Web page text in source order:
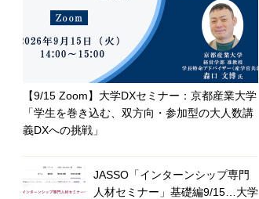
【9/15 Zoom】大学DXセミナー：京都産業大学
「学生を巻き込む、双方向・参加型の大人数講
義DXへの挑戦」
JASSO「インターンシップ専門
人材セミナー」基礎編9/15…大学